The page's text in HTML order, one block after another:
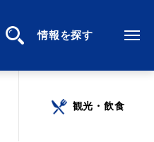
情報を探す
情報を探す
観光・飲食
観光・飲食